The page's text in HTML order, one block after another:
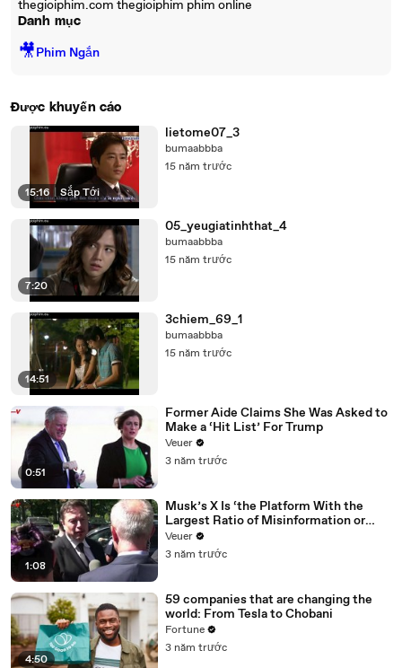
thegioiphim.com thegioiphim phim online
Danh mục
🎥Phim Ngắn
Được khuyến cáo
15:16 Sắp Tới
lietome07_3
bumaabbba
15 năm trước
7:20
05_yeugiatinhthat_4
bumaabbba
15 năm trước
14:51
3chiem_69_1
bumaabbba
15 năm trước
0:51
Former Aide Claims She Was Asked to
Make a ‘Hit List’ For Trump
Veuer
3 năm trước
1:08
Musk’s X Is ‘the Platform With the
Largest Ratio of Misinformation or
Disinformation’ Amongst All Social
Media Platforms
Veuer
3 năm trước
4:50
59 companies that are changing the
world: From Tesla to Chobani
Fortune
3 năm trước